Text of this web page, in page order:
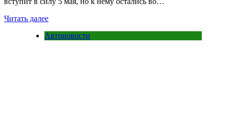
Читать далее
Автоновости